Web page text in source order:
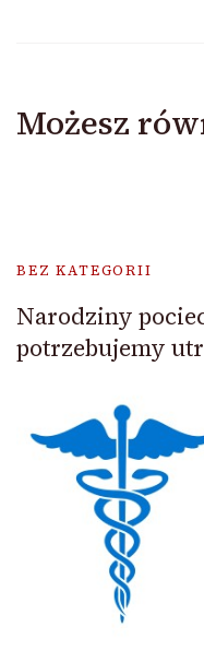
Możesz
BEZ KATEGORII
Narodziny
potrzebujemy